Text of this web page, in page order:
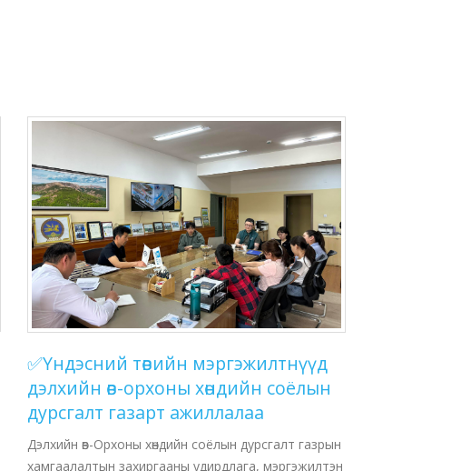
✅Үндэсний төвийн мэргэжилтнүүд
дэлхийн өв-орхоны хөндийн соёлын
дурсгалт газарт ажиллалаа
Дэлхийн өв-Орхоны хөндийн соёлын дурсгалт газрын
хамгаалалтын захиргааны удирдлага, мэргэжилтэн